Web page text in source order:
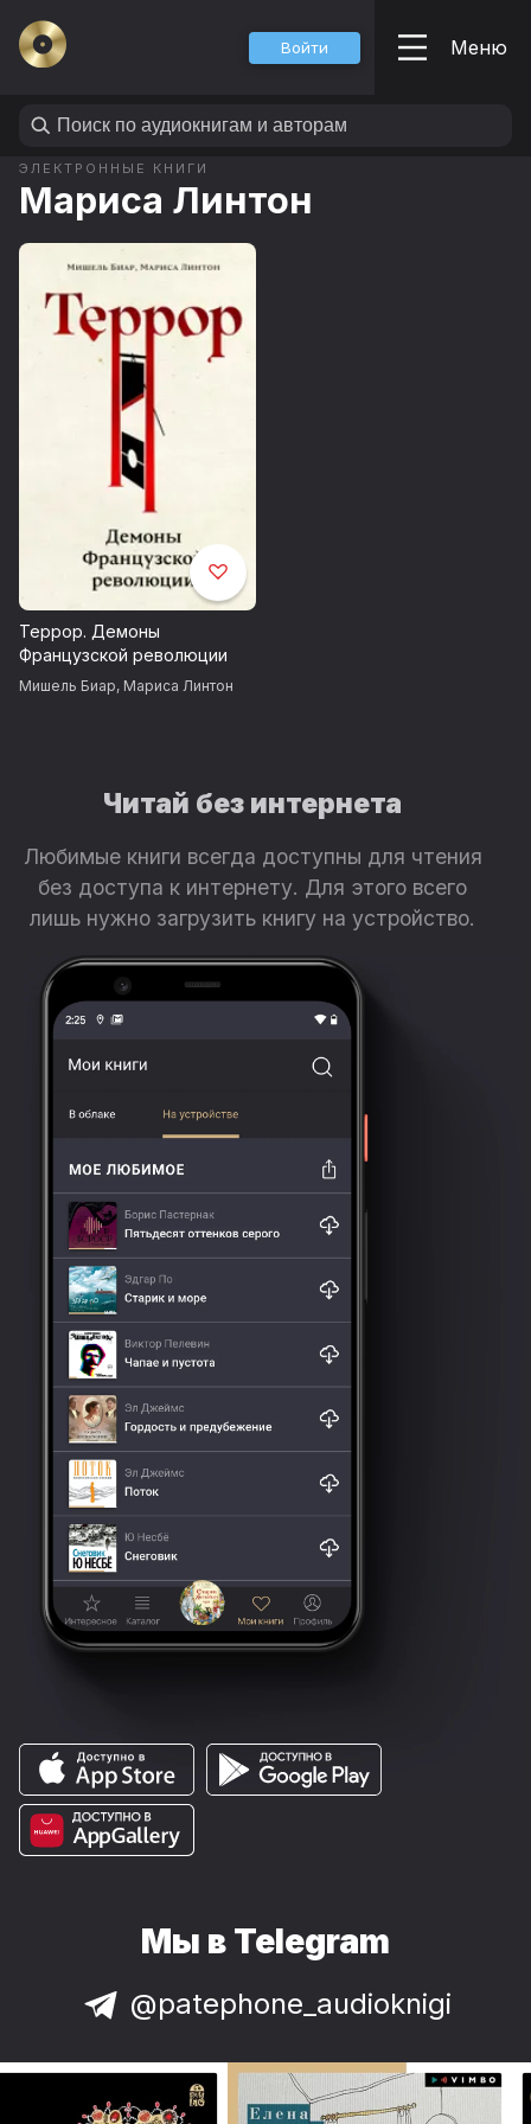
Войти Меню
ЭЛЕКТРОННЫЕ КНИГИ
Мариса Линтон
Террор. Демоны
Французской революции
Мишель Биар, Мариса Линтон
Читай без интернета
Любимые книги всегда доступны для чтения
без доступа к интернету. Для этого всего
лишь нужно загрузить книгу на устройство.
Мы в Telegram
@patephone_audioknigi